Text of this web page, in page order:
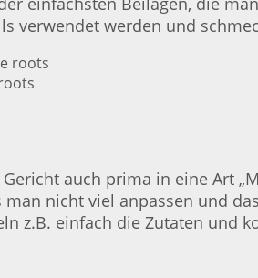
verwendet werden und
auch prima in eine Art
nicht viel anpassen und
z.B. einfach die Zutaten und